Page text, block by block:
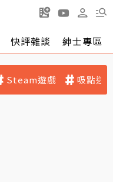
快評雜談 紳士專區
Steam遊戲 吸點迷